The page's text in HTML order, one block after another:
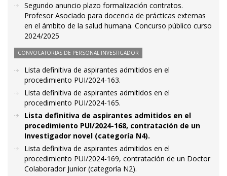
Segundo anuncio plazo formalización contratos.
Profesor Asociado para docencia de prácticas externas
en el ámbito de la salud humana. Concurso público curso
2024/2025
CONVOCATORIAS DE PERSONAL INVESTIGADOR
Lista definitiva de aspirantes admitidos en el
procedimiento PUI/2024-163.
Lista definitiva de aspirantes admitidos en el
procedimiento PUI/2024-165.
Lista definitiva de aspirantes admitidos en el
procedimiento PUI/2024-168, contratación de un
Investigador novel (categoría N4).
Lista definitiva de aspirantes admitidos en el
procedimiento PUI/2024-169, contratación de un Doctor
Colaborador Junior (categoría N2).